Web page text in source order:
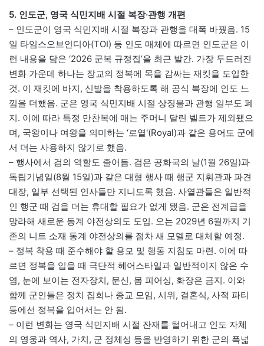
5. 인도군, 영국 식민지배 시절 복장·관행 개편
– 인도군이 영국 식민지배 시절 복장과 관행을 대폭 바꿨음. 15
일 타임스오브인디아(TOI) 등 인도 매체에 따르면 인도군은 이
런 내용을 담은 ‘2026 군복 규정집’을 최근 발간. 가장 두드러진
변화 가운데 하나는 장교의 정복에 목을 감싸는 재킷을 도입한
것. 이 재킷에 바지, 신발을 착용하도록 해 공식 복장에 인도 느
낌을 더했음. 군은 영국 식민지배 시절 상징물과 관행 일부도 폐
지. 이에 따라 특정 만찬복에 매는 주머니 달린 벨트가 제외됐으
며, 국왕이나 여왕을 의미하는 ‘로열'(Royal)과 같은 용어도 군에
서 더는 사용하지 않기로 했음.
– 행사에서 검의 역할도 줄어듬. 검은 공화국의 날(1월 26일)과
독립기념일(8월 15일)과 같은 대형 행사 때 행군 지휘관과 파견
대장, 일부 선택된 인사들만 지니도록 했음. 사열관들은 일반적
인 행군 때 검을 더는 휴대할 필요가 없게 됐음. 군은 전계급을
망라해 새로운 동계 야전상의도 도입. 오는 2029년 6월까지 기
존의 니트 소재 동계 야전상의를 점차 새 모델로 대체할 예정.
– 정복 착용 때 준수해야 할 용모 및 행동 지침도 마련. 이에 따
르면 정복을 입을 때 극단적 헤어스타일과 일반적이지 않은 수
염, 눈에 보이는 전자장치, 문신, 몸 피어싱, 화장은 금지. 이와
함께 군인들은 정치 집회나 종교 모임, 시위, 결혼식, 사적 파티
등에선 정복을 입어서는 안 됨.
– 이런 변화는 영국 식민지배 시절 잔재를 털어내고 인도 자체
의 영웅과 역사, 가치, 군 정체성 등을 반영하기 위한 군의 폭넓